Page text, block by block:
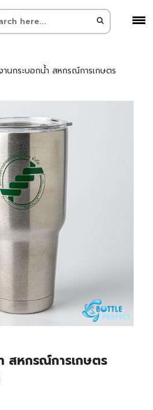
นกระบอกน้ำ สหกรณ์การเกษตร
สหกรณ์การเกษตร